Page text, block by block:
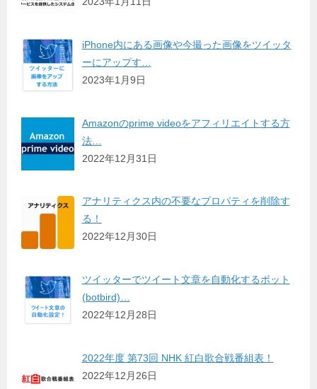
iPhone内にある画像や今撮った画像をツイッタ
ーにアップす…
2023年1月9日
Amazonのprime videoをアフィリエイトする方
法…
2022年12月31日
アナリティクス内の不要なプロパティを削除す
る！
2022年12月30日
ツイッターでツイート文章を自動化するボット
(botbird)…
2022年12月28日
2022年度 第73回 NHK 紅白歌合戦番組表！
2022年12月26日